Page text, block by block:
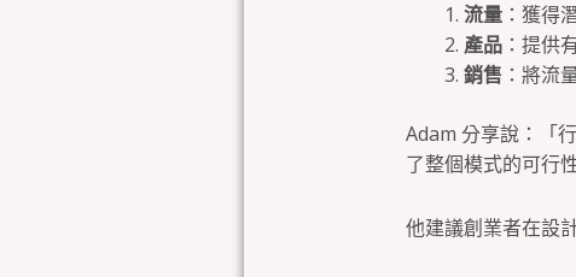
流量：獲得
產品：提供
銷售 ：將流
Adam 分享說：「
了整個模式的可行性
他建議創業者在設